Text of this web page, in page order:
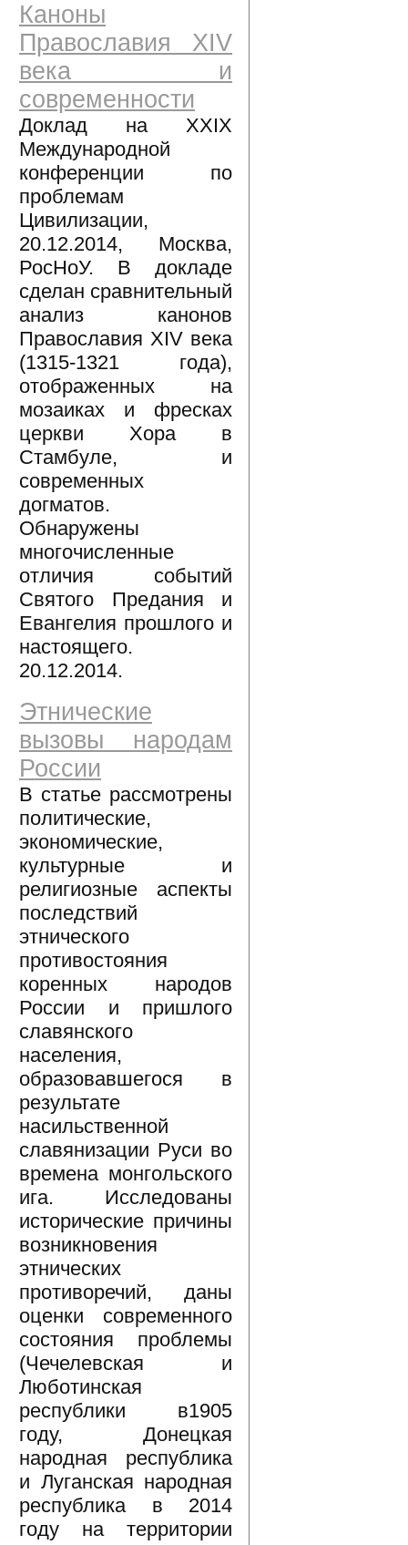
Каноны
Православия XIV
века и
современности
Доклад на XXIX
Международной
конференции по
проблемам
Цивилизации,
20.12.2014, Москва,
РосНоУ. В докладе
сделан сравнительный
анализ канонов
Православия XIV века
(1315-1321 года),
отображенных на
мозаиках и фресках
церкви Хора в
Стамбуле, и
современных
догматов.
Обнаружены
многочисленные
отличия событий
Святого Предания и
Евангелия прошлого и
настоящего.
20.12.2014.
Этнические
вызовы народам
России
В статье рассмотрены
политические,
экономические,
культурные и
религиозные аспекты
последствий
этнического
противостояния
коренных народов
России и пришлого
славянского
населения,
образовавшегося в
результате
насильственной
славянизации Руси во
времена монгольского
ига. Исследованы
исторические причины
возникновения
этнических
противоречий, даны
оценки современного
состояния проблемы
(Чечелевская и
Люботинская
республики в1905
году, Донецкая
народная республика
и Луганская народная
республика в 2014
году на территории